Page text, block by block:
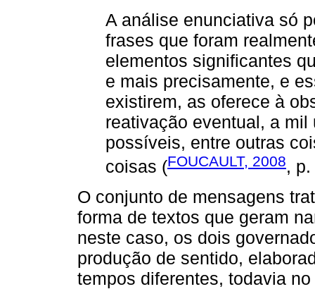
A análise enunciativa só
frases que foram
elementos significantes
e mais precisamente, e
existirem, as oferece à
reativação eventual, a
possíveis, entre outras
coisas (FOUCAULT, 2008,
O conjunto de mensagens
forma de textos que geram
neste caso, os dois
produção de sentido,
tempos diferentes, todavia